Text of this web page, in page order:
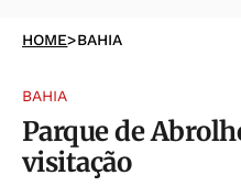
HOME>BAHIA
BAHIA
Parque de
visitação